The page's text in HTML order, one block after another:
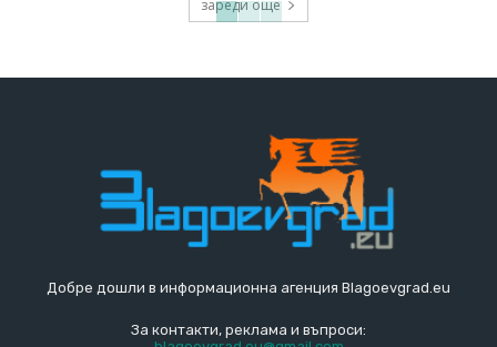
зареди още
Добре дошли в информационна агенция Blagoevgrad.eu
За контакти, реклама и въпроси: